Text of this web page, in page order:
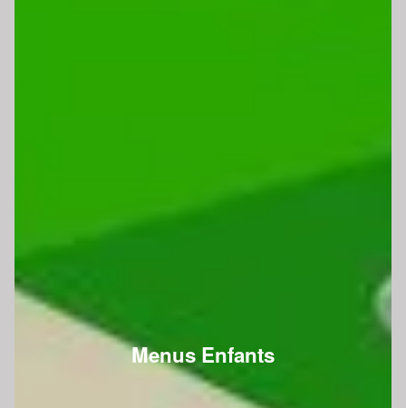
Menus Enfants